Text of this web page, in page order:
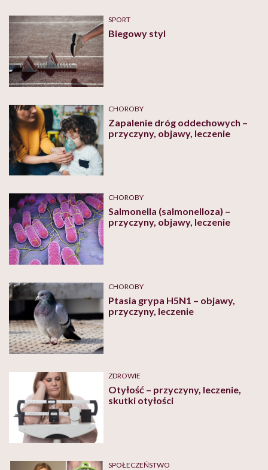
SPORT
Biegowy styl
CHOROBY
Zapalenie dróg oddechowych –
przyczyny, objawy, leczenie
CHOROBY
Salmonella (salmonelloza) –
przyczyny, objawy, leczenie
CHOROBY
Ptasia grypa H5N1 – objawy,
przyczyny, leczenie
ZDROWIE
Otyłość – przyczyny, leczenie,
skutki otyłości
SPOŁECZEŃSTWO